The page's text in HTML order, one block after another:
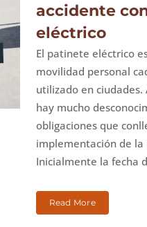
accidente
eléctrico
El patinete eléctrico
movilidad personal
utilizado en ciudades.
hay mucho
obligaciones que
implementación de
Inicialmente la fecha
Read More